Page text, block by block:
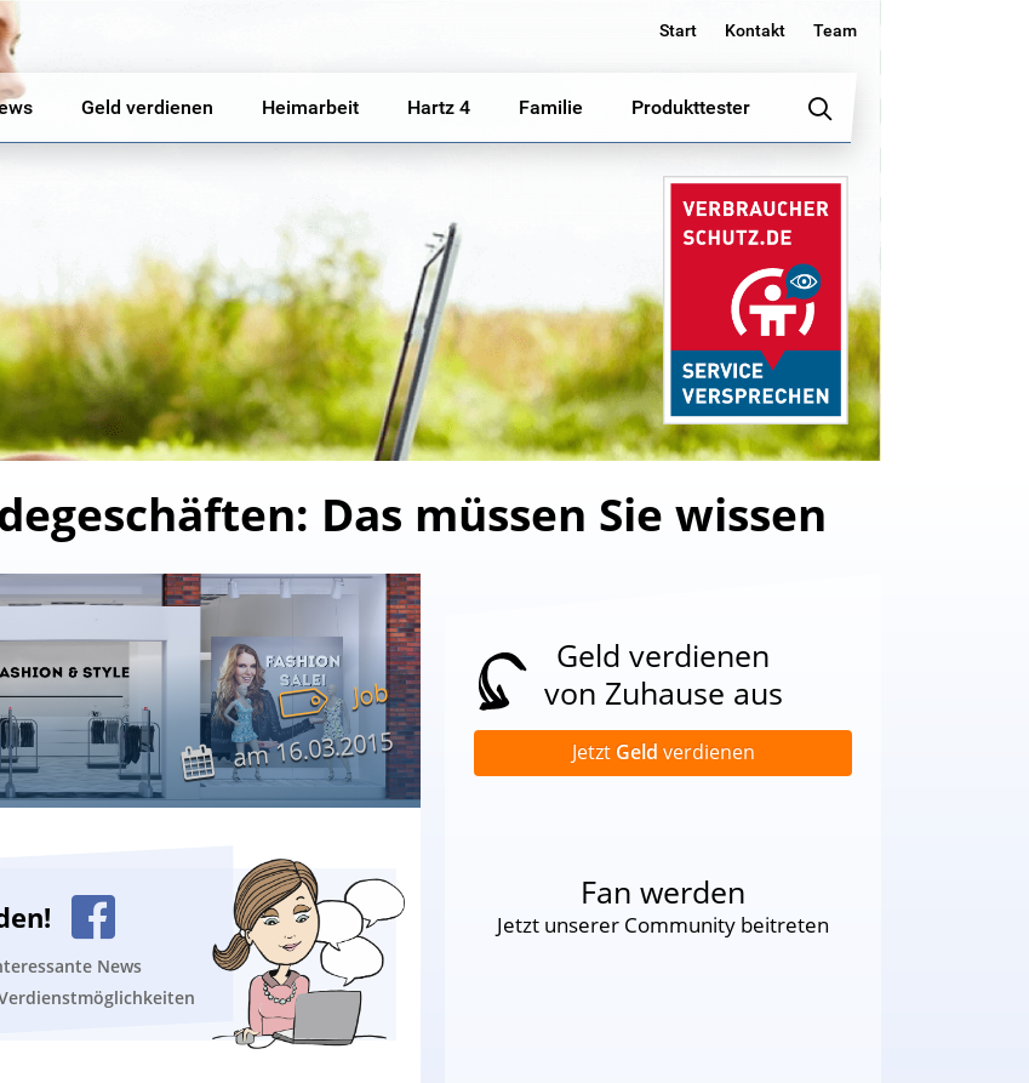
Start Kontakt Team
Geld verdienen Heimarbeit Hartz 4 Familie Produkttester
Das müssen Sie wissen
Job
am16.03.2015
News
Geld verdienen
von Zuhause aus
Jetzt Geld verdienen
Fan werden
Jetzt unserer Community beitreten